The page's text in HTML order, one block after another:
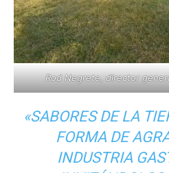
Rod Negrete, director
«SABORES DE LA
FORMA DE
INDUSTRIA